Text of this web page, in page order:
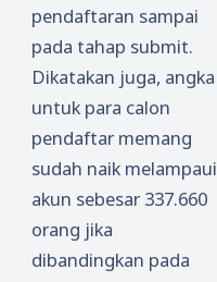
pendaftaran sampai
pada tahap submit.
Dikatakan juga, angka
untuk para calon
pendaftar memang
sudah naik melampaui
akun sebesar 337.660
orang jika
dibandingkan pada